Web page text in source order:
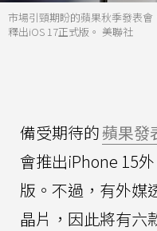
市場引頸期盼的蘋果秋季發表
釋出iOS 17正式版。 美聯社
備受期待的蘋果發
會推出iPhone 15
版。不過，有外媒
晶片，因此將有六